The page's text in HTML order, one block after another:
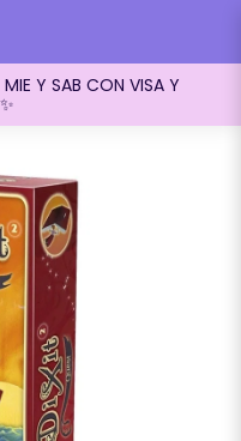
Y SAB CON VISA Y